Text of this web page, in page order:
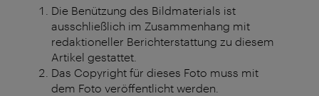
Die Benützung des Bildmaterials ist
ausschließlich im Zusammenhang mit
redaktioneller Berichterstattung zu diesem
Artikel gestattet.
Das Copyright für dieses Foto muss mit
dem Foto veröffentlicht werden.